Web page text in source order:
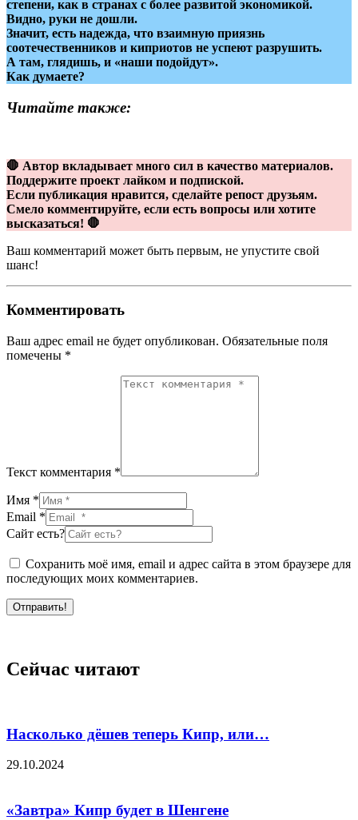
степени, как в странах с более развитой экономикой.
Видно, руки не дошли.
Значит, есть надежда, что взаимную приязнь
соотечественников и киприотов не успеют разрушить.
А там, глядишь, и «наши подойдут».
Как думаете?
Читайте также:
🛑 Автор вкладывает много сил в качество материалов.
Поддержите проект лайком и подпиской.
Если публикация нравится, сделайте репост друзьям.
Смело комментируйте, если есть вопросы или хотите
высказаться! 🛑
Ваш комментарий может быть первым, не упустите свой
шанс!
Комментировать
Ваш адрес email не будет опубликован. Обязательные поля
помечены *
Текст комментария *
Имя *
Email *
Сайт есть?
Сохранить моё имя, email и адрес сайта в этом браузере для
последующих моих комментариев.
Отправить!
Сейчас читают
Насколько дёшев теперь Кипр, или…
29.10.2024
«Завтра» Кипр будет в Шенгене